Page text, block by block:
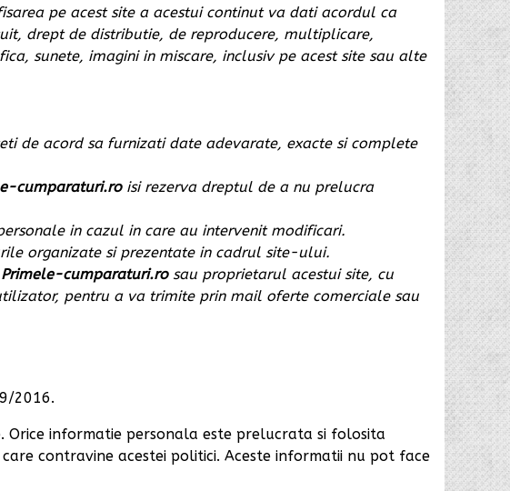
pe acest site a acestui continut va dati acordul ca
drept de distributie, de reproducere, multiplicare,
sunete, imagini in miscare, inclusiv pe acest site sau alte
de acord sa furnizati date adevarate, exacte si complete
cumparaturi.roisi rezerva dreptul de a nu prelucra
in cazul in care au intervenit modificari.
organizate si prezentate in cadrul site-ului.
Primele-cumparaturi.rosau proprietarul acestui site, cu
pentru a va trimite prin mail oferte comerciale sau
2016.
informatie personala este prelucrata si folosita
contravine acestei politici. Aceste informatii nu pot face